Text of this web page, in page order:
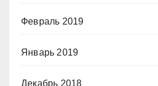
Февраль 2019
Январь 2019
Декабрь 2018